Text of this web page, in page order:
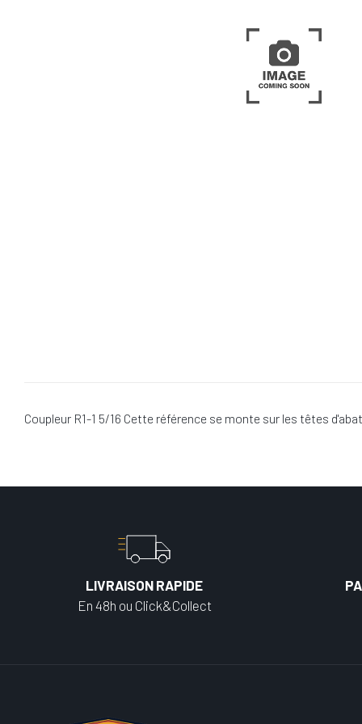
Coupleur R1-1 5/16 Cette référence se monte sur les têtes
LIVRAISON RAPIDE
En 48h ou Click&Collect